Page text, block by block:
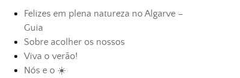
Felizes em plena natureza no Algarve –
Guia
Sobre acolher os nossos
Viva o verão!
Nós e o ☀️